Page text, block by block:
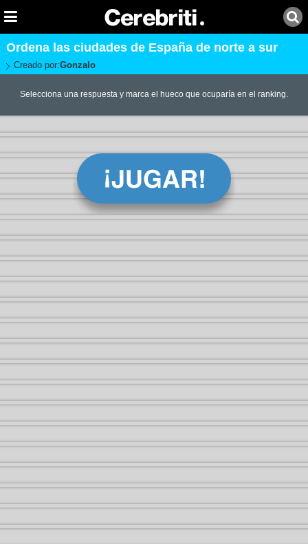
Ordena las ciudades de España de norte a sur
Creado por:Gonzalo
Selecciona una respuesta y marca el hueco que ocuparía en el ranking.